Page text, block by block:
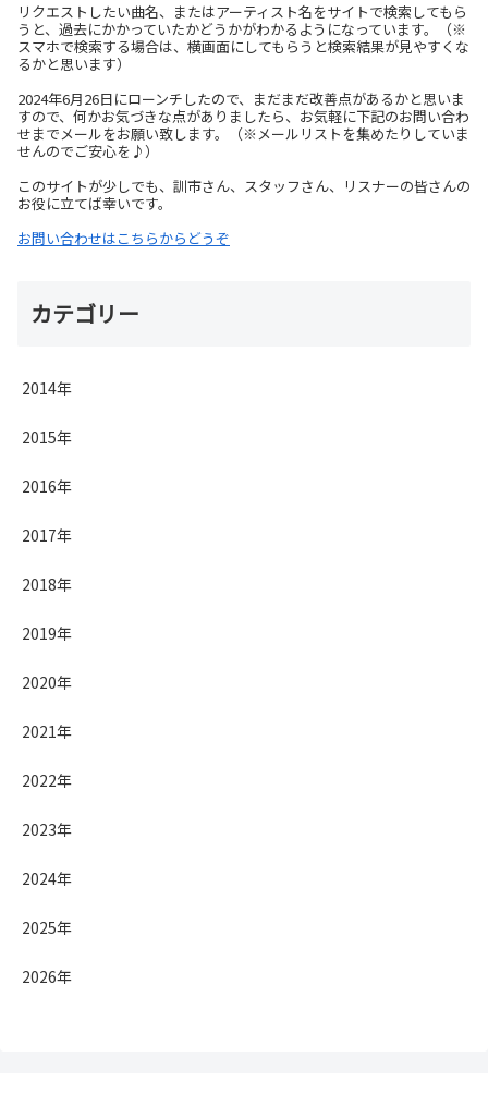
リクエストしたい曲名、またはアーティスト名をサイトで検索してもら
うと、過去にかかっていたかどうかがわかるようになっています。（※
スマホで検索する場合は、横画面にしてもらうと検索結果が見やすくな
るかと思います）
2024年6月26日にローンチしたので、まだまだ改善点があるかと思いま
すので、何かお気づきな点がありましたら、お気軽に下記のお問い合わ
せまでメールをお願い致します。（※メールリストを集めたりしていま
せんのでご安心を♪）
このサイトが少しでも、訓市さん、スタッフさん、リスナーの皆さんの
お役に立てば幸いです。
お問い合わせはこちらからどうぞ
カテゴリー
2014年
2015年
2016年
2017年
2018年
2019年
2020年
2021年
2022年
2023年
2024年
2025年
2026年